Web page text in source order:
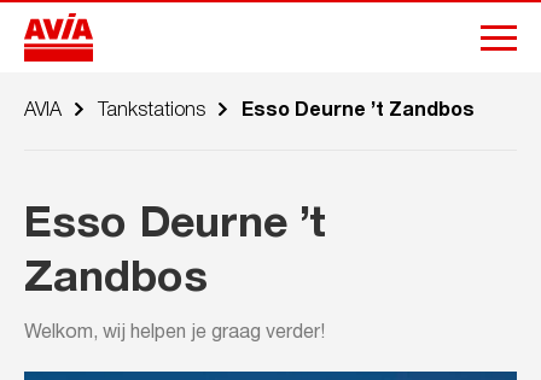
AVIA Tankstations Esso Deurne ’t Zandbos
Esso Deurne ’t
Zandbos
Welkom, wij helpen je graag verder!